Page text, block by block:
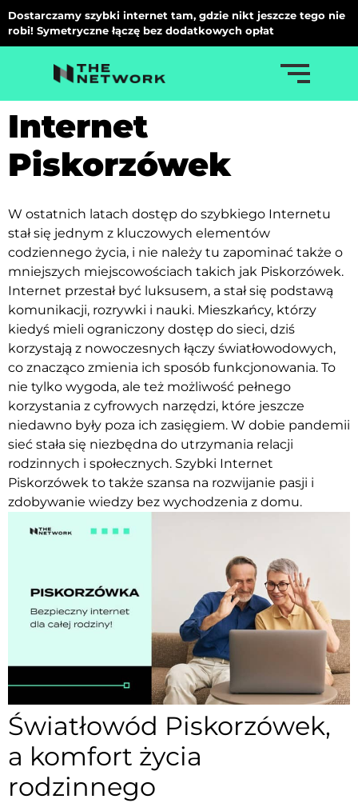
Dostarczamy szybki internet tam, gdzie nikt jeszcze tego nie
robi! Symetryczne łączę bez dodatkowych opłat
Internet
Piskorzówek
W ostatnich latach dostęp do szybkiego Internetu
stał się jednym z kluczowych elementów
codziennego życia, i nie należy tu zapominać także o
mniejszych miejscowościach takich jak Piskorzówek.
Internet przestał być luksusem, a stał się podstawą
komunikacji, rozrywki i nauki. Mieszkańcy, którzy
kiedyś mieli ograniczony dostęp do sieci, dziś
korzystają z nowoczesnych łączy światłowodowych,
co znacząco zmienia ich sposób funkcjonowania. To
nie tylko wygoda, ale też możliwość pełnego
korzystania z cyfrowych narzędzi, które jeszcze
niedawno były poza ich zasięgiem. W dobie pandemii
sieć stała się niezbędna do utrzymania relacji
rodzinnych i społecznych. Szybki Internet
Piskorzówek to także szansa na rozwijanie pasji i
zdobywanie wiedzy bez wychodzenia z domu.
Światłowód Piskorzówek,
a komfort życia
rodzinnego